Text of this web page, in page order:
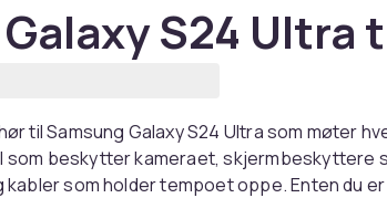
S24 Ultra
til Samsung Galaxy S24 Ultra som møter
som beskytter kameraet, skjermbeskyttere
kabler som holder tempoet oppe. Enten du